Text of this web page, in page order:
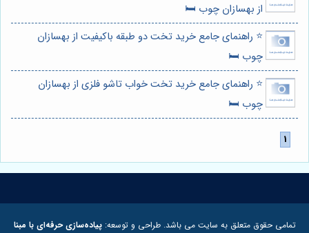
از بهسازان چوب 🛏️
⭐️ راهنمای جامع خرید تخت دو طبقه باکیفیت از بهسازان
چوب 🛏️
⭐️ راهنمای جامع خرید تخت خواب تاشو فلزی از بهسازان
چوب 🛏️
تمامی حقوق متعلق به سایت می باشد. طراحی و توسعه:پیاده‌سازی حرفه‌ای با مبنا